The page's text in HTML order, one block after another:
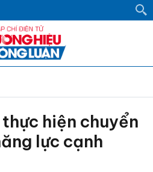
hiện chuyển
lực cạnh